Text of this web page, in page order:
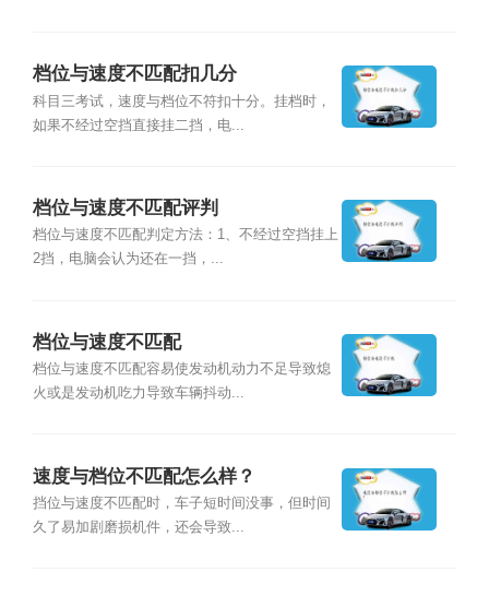
档位与速度不匹配扣几分
科目三考试，速度与档位不符扣十分。挂档时，
如果不经过空挡直接挂二挡，电...
档位与速度不匹配评判
档位与速度不匹配判定方法：1、不经过空挡挂上
2挡，电脑会认为还在一挡，...
档位与速度不匹配
档位与速度不匹配容易使发动机动力不足导致熄
火或是发动机吃力导致车辆抖动...
速度与档位不匹配怎么样？
挡位与速度不匹配时，车子短时间没事，但时间
久了易加剧磨损机件，还会导致...